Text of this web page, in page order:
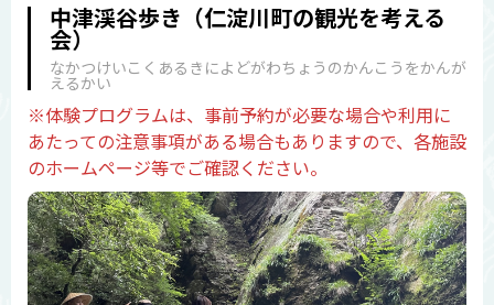
中津渓谷歩き（仁淀川町の観光を考える
会）
なかつけいこくあるきによどがわちょうのかんこうをかんが
えるかい
※体験プログラムは、事前予約が必要な場合や利用に
あたっての注意事項がある場合もありますので、各施設
のホームページ等でご確認ください。